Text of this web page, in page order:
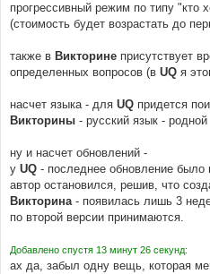
прогрессивный режим по типу "кто
(стоимость будет возрастать до
также в Викторине присутствует
определенных вопросов (в UQ я
насчет языка - для UQ придется
Викторины - русский язык - родной
ну и насчет обновлений -
у UQ - последнее обновление было
автор остановился, решив, что
Викторина- появилась лишь 3
по второй версии принимаются.
Добавлено спустя 13 минут 26 секунд:
ах да, забыл одну вещь, которая